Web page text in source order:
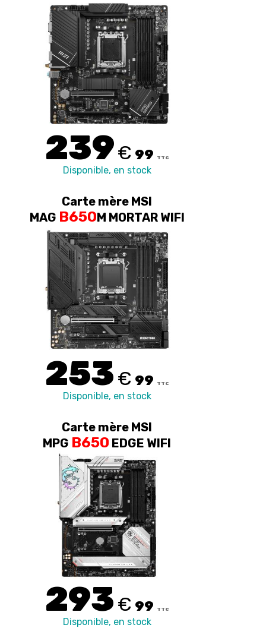
239€ 99 TTC
Disponible, en stock
Carte mère MSI
MAG B650M MORTAR WIFI
253 € 99 TTC
Disponible, en stock
Carte mère MSI
MPG B650 EDGE WIFI
293 € 99 TTC
Disponible, en stock